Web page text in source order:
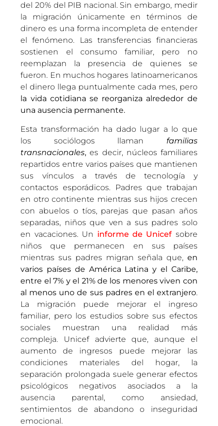
del 20% del PIB nacional. Sin embargo, medir
la migración únicamente en términos de
dinero es una forma incompleta de entender
el fenómeno. Las transferencias financieras
sostienen el consumo familiar, pero no
reemplazan la presencia de quienes se
fueron. En muchos hogares latinoamericanos
el dinero llega puntualmente cada mes, pero
la vida cotidiana se reorganiza alrededor de
una ausencia permanente.
Esta transformación ha dado lugar a lo que
los sociólogos llaman familias
transnacionales, es decir, núcleos familiares
repartidos entre varios países que mantienen
sus vínculos a través de tecnología y
contactos esporádicos. Padres que trabajan
en otro continente mientras sus hijos crecen
con abuelos o tíos, parejas que pasan años
separadas, niños que ven a sus padres solo
en vacaciones. Un informe de Unicef sobre
niños que permanecen en sus países
mientras sus padres migran señala que, en
varios países de América Latina y el Caribe,
entre el 7% y el 21% de los menores viven con
al menos uno de sus padres en el extranjero.
La migración puede mejorar el ingreso
familiar, pero los estudios sobre sus efectos
sociales muestran una realidad más
compleja. Unicef advierte que, aunque el
aumento de ingresos puede mejorar las
condiciones materiales del hogar, la
separación prolongada suele generar efectos
psicológicos negativos asociados a la
ausencia parental, como ansiedad,
sentimientos de abandono o inseguridad
emocional.